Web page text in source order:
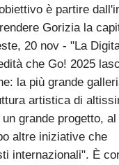
è partire
Gorizia la
20 nov - "La
che Go! 2025
la più grande
artistica di
grande progetto, al
altre iniziative che
internazionali". È